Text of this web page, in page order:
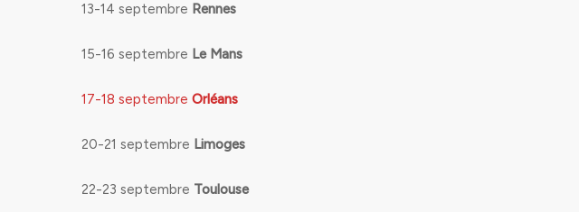
13-14 septembre Rennes
15-16 septembre Le Mans
17-18 septembre Orléans
20-21 septembre Limoges
22-23 septembre Toulouse